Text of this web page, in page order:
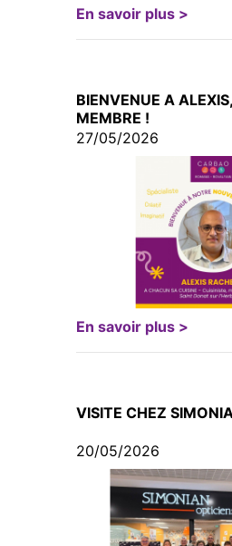
En savoir plus >
BIENVENUE A
MEMBRE !
27/05/2026
En savoir plus >
VISITE CHEZ
20/05/2026